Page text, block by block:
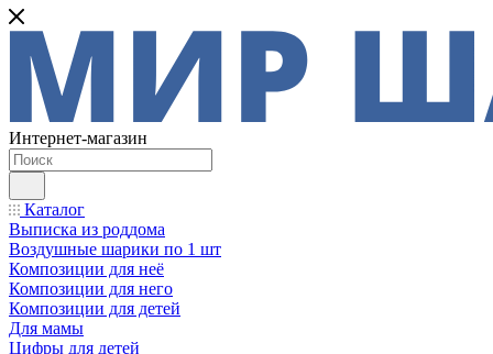
Интернет-магазин
Каталог
Выписка из роддома
Воздушные шарики по 1 шт
Композиции для неё
Композиции для него
Композиции для детей
Для мамы
Цифры для детей